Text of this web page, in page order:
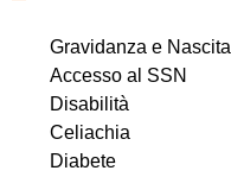
Gravidanza e Nascita
Accesso al SSN
Disabilità
Celiachia
Diabete